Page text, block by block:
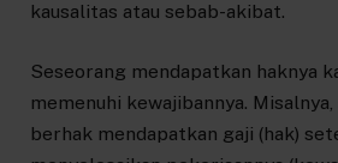
kausalitas atau sebab-akibat.
Seseorang mendapatkan haknya
memenuhi kewajibannya.
berhak mendapatkan gaji (hak)